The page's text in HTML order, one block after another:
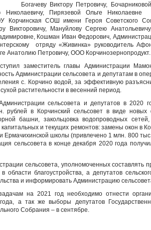
Богачеву Виктору Петровичу,
Николаевичу, Пирязевой Ольге
Корчинская СОШ имени Героя Советского
Мануйлову Сергею
Кошман Иван Федорович,
отряду «Живинка» руководитель
Анатолию Петровичу, ООО Корчинозернопродукт.
заместитель главы Администрации
Администрации сельсовета и депутатам в
с. Корчино водой, за эффективную
растительности в весенний период.
сельсовета и депутатов в 2020
в Корчинский сельсовет в виде новых
башни, закольцовка водопроводных
и текущих ремонтов: замены окон в
школы (привлечено 1 млн. 800
сельсовета в конце декабря 2020 года
сельсовета, уполномоченных составлять
благоустройства, а депутатов
и информировать Администрацию
на 2021 год необходимо отнести
а так же выборы депутатов
Собрания – в сентябре.